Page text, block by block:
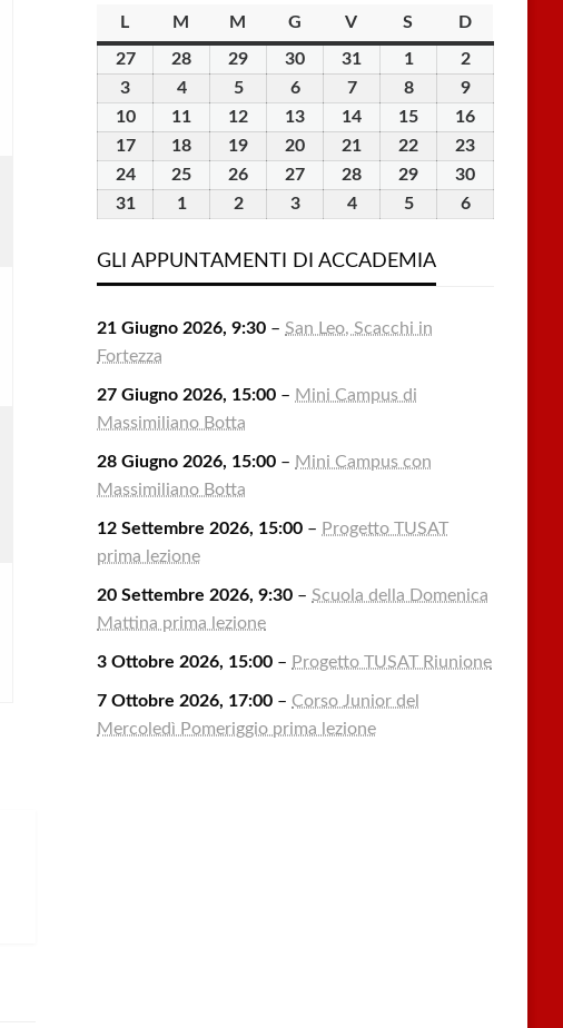
L lunedìM martedì
M mercoledì
G giovedì
V venerdì
S sabatoDdomenica
2727
Luglio
2026
28
Luglio
2026
29
Luglio
2026
30
Luglio
2026
31
Luglio
2026
11
Agosto
2026
22
Agosto
2026
3
Agosto
2026
44
Agosto
2026
55
Agosto
2026
66
Agosto
2026
77
Agosto
2026
88
Agosto
2026
99
Agosto
2026
1010
Agosto
2026
11
Agosto
2026
12
Agosto
2026
13
Agosto
2026
14
Agosto
2026
15
Agosto
2026
16
1717
Agosto
18
Agosto
19
Agosto
20
Agosto
21
Agosto
22
Agosto
23
2424
Agosto
25
Agosto
26
Agosto
27
Agosto
28
Agosto
29
Agosto
30
3131
2026
11
2026
22
2026
33
2026
44
2026
55
2026
66
GLI APPUNTAMENTI DI ACCADEMIA
21 Giugno 2026, 9:30 –San Leo, Scacchi in
Fortezza
27 Giugno 2026, 15:00 – Mini Campus di
Massimiliano Botta
28 Giugno 2026, 15:00 – Mini Campus con
Massimiliano Botta
12 Settembre 2026, 15:00 – Progetto TUSAT
prima lezione
20 Settembre 2026, 9:30 –Scuola della Domenica
Mattina prima lezione
3 Ottobre 2026, 15:00 – Progetto TUSAT Riunione
7 Ottobre 2026, 17:00 – Corso Junior del
Mercoledì Pomeriggio prima lezione